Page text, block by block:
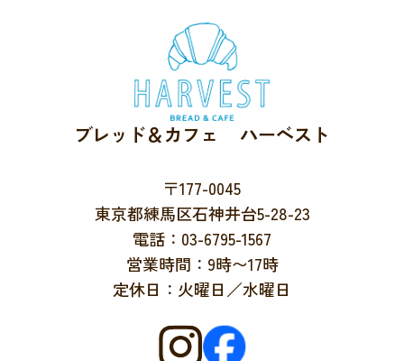
ブレッド＆カフェ ハーベスト
〒177-0045
東京都練馬区石神井台5-28-23
電話：03-6795-1567
営業時間：9時〜17時
定休日：火曜日／水曜日